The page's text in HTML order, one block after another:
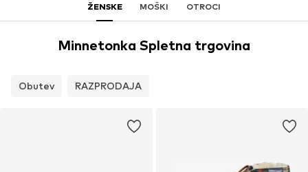
ŽENSKE MOŠKI OTROCI
Minnetonka Spletna trgovina
Obutev RAZPRODAJA